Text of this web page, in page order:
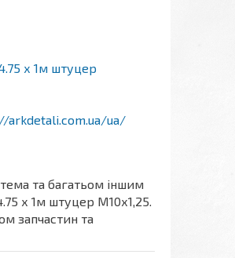
х 1м штуцер
arkdetali.com.ua/ua/
та багатьом іншим
х 1м штуцер М10х1,25.
запчастин та